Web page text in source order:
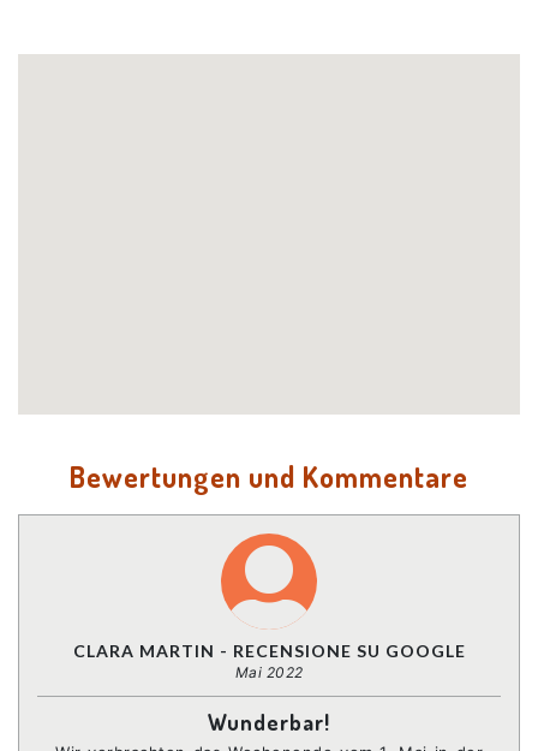
Bewertungen und Kommentare
CLARA MARTIN - RECENSIONE SU GOOGLE
Mai 2022
Wunderbar!